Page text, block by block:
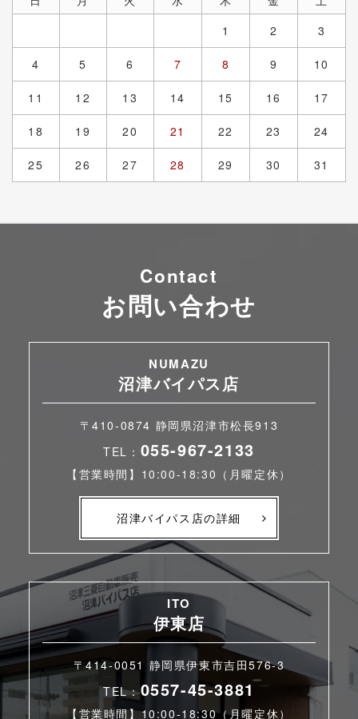
1
2 3
4 5 6 7 8 9 10
11 12 13 14 15 16 17
18 19 20 21 22 23 24
25 26 27 28 29 30 31
Contact
お問い合わせ
NUMAZU
沼津バイパス店
〒410-0874 静岡県沼津市松長913
TEL： 055-967-2133
【営業時間】10:00-18:30（月曜定休）
沼津バイパス店の詳細
ITO
伊東店
〒414-0051 静岡県伊東市吉田576-3
TEL：0557-45-3881
【営業時間】10:00-18:30（月曜定休）